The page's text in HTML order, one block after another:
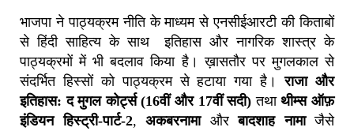
भाजपा ने पाठ्यक्रम नीति के माध्यम से एनसीईआरटी की किताबों
से हिंदी साहित्य के साथ इतिहास और नागरिक शास्त्र के
पाठ्यक्रमों में भी बदलाव किया है। ख़ासतौर पर मुगलकाल से
संदर्भित हिस्सों को पाठ्यक्रम से हटाया गया है।राजा और
इतिहास: द मुगल कोर्ट्स (16वीं और 17वीं सदी) तथाथीम्स ऑफ़
इंडियन हिस्ट्री-पार्ट-2, अकबरनामाऔरबादशाह नामाजैसे